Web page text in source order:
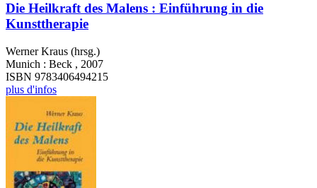
Die Heilkraft des Malens : Einführung in die
Kunsttherapie
Werner Kraus (hrsg.)
Munich : Beck , 2007
ISBN 9783406494215
plus d'infos